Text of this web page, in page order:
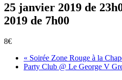
25 janvier 2019 de
2019 de 7h00
8€
« Soirée Zone Rouge à la
Party Club @ Le George V